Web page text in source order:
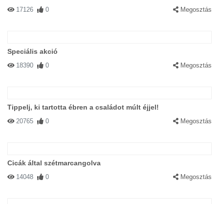
17126 0 Megosztás
Speciális akció
18390 0 Megosztás
Tippelj, ki tartotta ébren a családot múlt éjjel!
20765 0 Megosztás
Cicák által szétmarcangolva
14048 0 Megosztás